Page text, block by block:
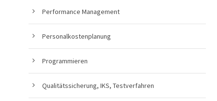
Performance Management
Personalkostenplanung
Programmieren
Qualitätssicherung, IKS, Testverfahren